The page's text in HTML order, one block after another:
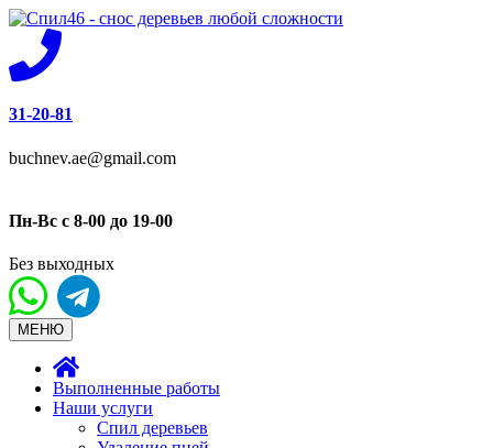
31-20-81
buchnev.ae@gmail.com
Пн-Вс с 8-00 до 19-00
Без выходных
МЕНЮ
Выполненные работы
Наши услуги
Спил деревьев